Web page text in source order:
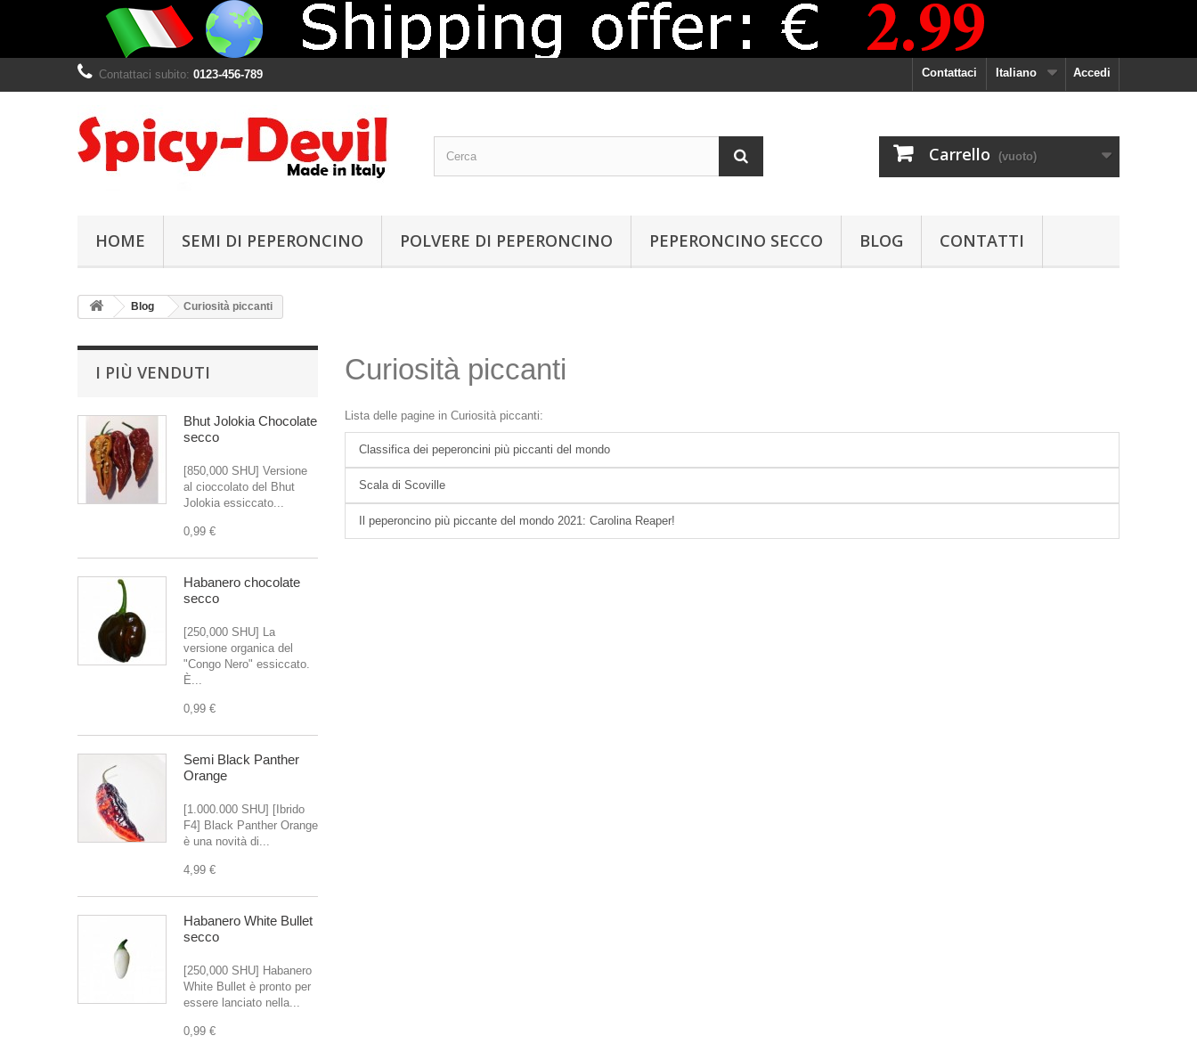
Accedi
Italiano
Contattaci
Contattaci subito: 0123-456-789
Carrello (vuoto)
HOME SEMI DI PEPERONCINO POLVERE DI PEPERONCINO PEPERONCINO SECCO BLOG CONTATTI
Blog Curiosità piccanti
I PIÙ VENDUTI
Bhut Jolokia Chocolate
secco
[850,000 SHU] Versione
al cioccolato del Bhut
Jolokia essiccato...
0,99 €
Habanero chocolate
secco
[250,000 SHU] La
versione organica del
"Congo Nero" essiccato.
È...
0,99 €
Semi Black Panther
Orange
[1.000.000 SHU] [Ibrido
F4] Black Panther Orange
è una novità di...
4,99 €
Habanero White Bullet
secco
[250,000 SHU] Habanero
White Bullet è pronto per
essere lanciato nella...
0,99 €
Curiosità piccanti
Lista delle pagine in Curiosità piccanti:
Classifica dei peperoncini più piccanti del mondo
Scala di Scoville
Il peperoncino più piccante del mondo 2021: Carolina Reaper!